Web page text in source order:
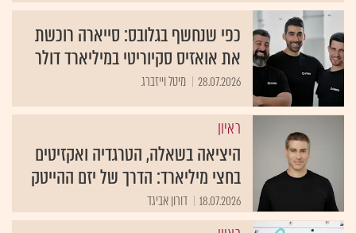
כפי שנחשף בגלובס: סייארה רוכשת
את אואזיס סקיוריטי במיליארד דולר
28.07.2026 מיטל וייזברג
ראיון
היציאה בשאלה, הטרגדיה ואקזיטים
בחצי מיליארד: הדרך של יזם ההייטק
18.07.2026 דורון אביגד